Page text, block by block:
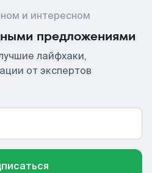
и интересном
предложениями
лайфхаки,
от экспертов